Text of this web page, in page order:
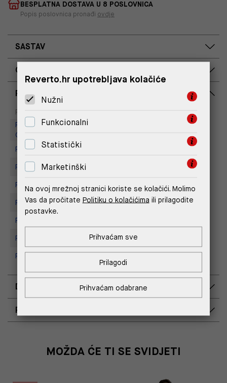
BESPLATNA DOSTAVA U 8 POSLOVNICA
Popis poslovnica pronađi ovdje
SASTAV
OPIS PROIZVODA
RASPOLOŽIVOST PO POSLOVNICAMA
Poslovnica
Replay Outlet Store, Designer
Outlet Croatia
Replay store, Arena centar
Replay Store, City Center One
Replay Store, Joker Centar
Replay Store, Mall of Split
Replay store, Tower Centar
Replay Store, Supernova Zadar
Replay Outlet Store, Split
DOSTAVA
POVRAT I ZAMJENA
MOŽDA ĆE TI SE SVIDJETI
Reverto.hr upotrebljava kolačiće
Nužni
Funkcionalni
Statistički
Marketinški
Na ovoj mrežnoj stranici koriste se kolačići. Molimo
Vas da pročitate Politiku o kolačićima ili prilagodite
postavke.
Prihvaćam odabrane
Prilagodi
Prihvaćam sve